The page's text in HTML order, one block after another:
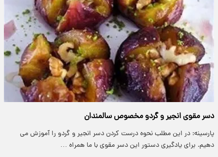
دسر مقوی انجیر و گردو مخصوص سالمندان
پارسینه: در این مطلب نحوه درست کردن دسر انجیر و گردو را آموزش می
دهیم. برای یادگیری دستور این دسر مقوی با ما همراه …